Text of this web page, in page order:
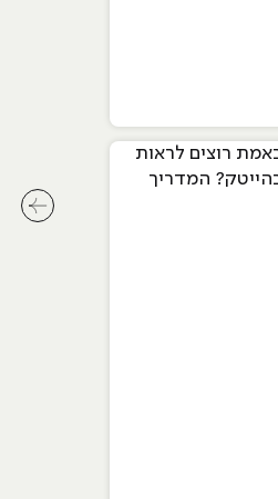
רוצים לראות
בהייטק? המדריך
לחץ מאמרים